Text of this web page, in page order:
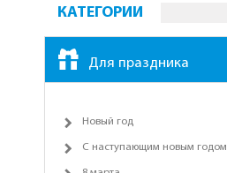
КАТЕГОРИИ
Для праздника
Новый год
С наступающим новым годом